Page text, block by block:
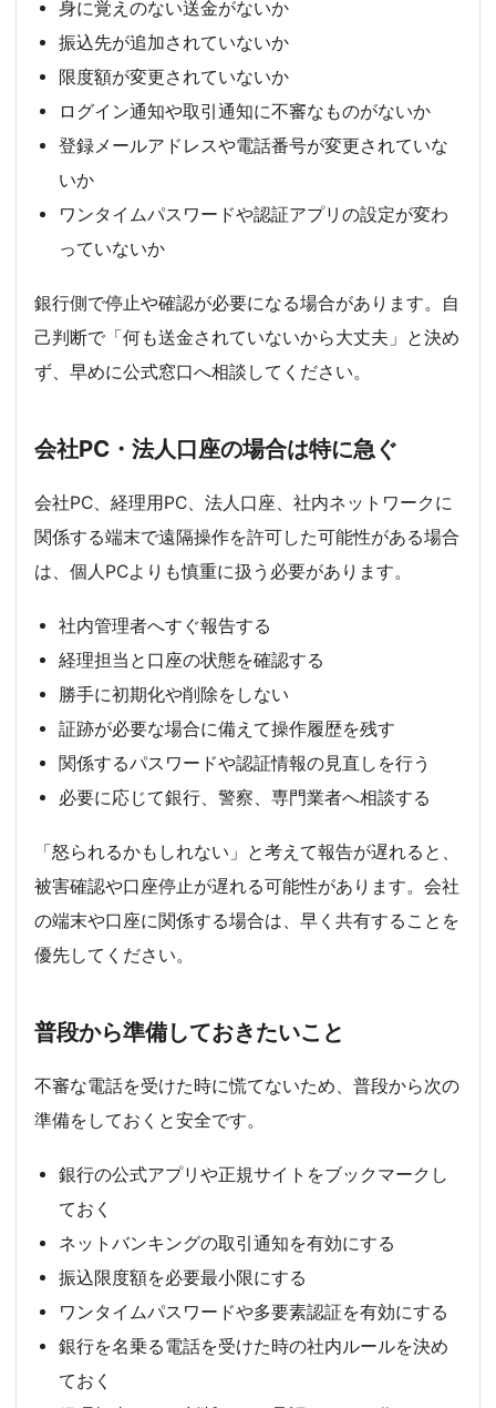
身に覚えのない送金がないか
振込先が追加されていないか
限度額が変更されていないか
ログイン通知や取引通知に不審なものがないか
登録メールアドレスや電話番号が変更されていな
いか
ワンタイムパスワードや認証アプリの設定が変わ
っていないか
銀行側で停止や確認が必要になる場合があります。自
己判断で「何も送金されていないから大丈夫」と決め
ず、早めに公式窓口へ相談してください。
会社PC・法人口座の場合は特に急ぐ
会社PC、経理用PC、法人口座、社内ネットワークに
関係する端末で遠隔操作を許可した可能性がある場合
は、個人PCよりも慎重に扱う必要があります。
社内管理者へすぐ報告する
経理担当と口座の状態を確認する
勝手に初期化や削除をしない
証跡が必要な場合に備えて操作履歴を残す
関係するパスワードや認証情報の見直しを行う
必要に応じて銀行、警察、専門業者へ相談する
「怒られるかもしれない」と考えて報告が遅れると、
被害確認や口座停止が遅れる可能性があります。会社
の端末や口座に関係する場合は、早く共有することを
優先してください。
普段から準備しておきたいこと
不審な電話を受けた時に慌てないため、普段から次の
準備をしておくと安全です。
銀行の公式アプリや正規サイトをブックマークし
ておく
ネットバンキングの取引通知を有効にする
振込限度額を必要最小限にする
ワンタイムパスワードや多要素認証を有効にする
銀行を名乗る電話を受けた時の社内ルールを決め
ておく